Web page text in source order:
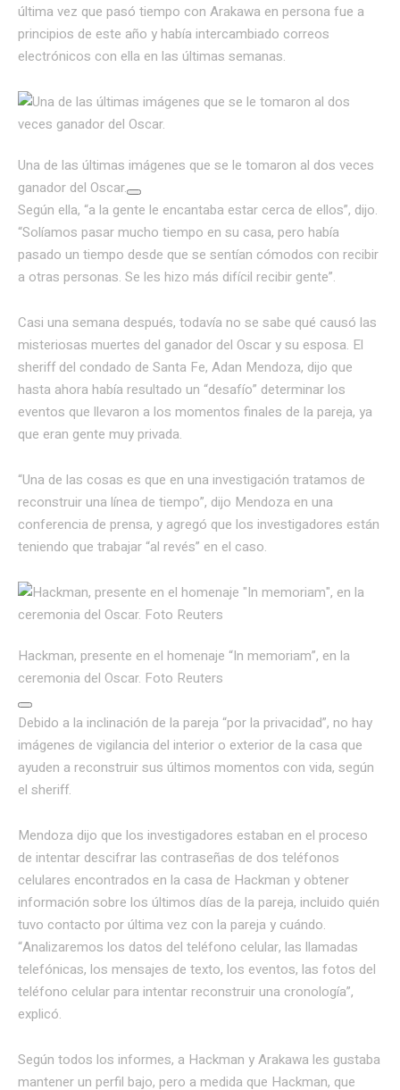
última vez que pasó tiempo con Arakawa en persona fue a
principios de este año y había intercambiado correos
electrónicos con ella en las últimas semanas.
Una de las últimas imágenes que se le tomaron al dos veces
ganador del Oscar.
Según ella, “a la gente le encantaba estar cerca de ellos”, dijo.
“Solíamos pasar mucho tiempo en su casa, pero había
pasado un tiempo desde que se sentían cómodos con recibir
a otras personas. Se les hizo más difícil recibir gente”.
Casi una semana después, todavía no se sabe qué causó las
misteriosas muertes del ganador del Oscar y su esposa. El
sheriff del condado de Santa Fe, Adan Mendoza, dijo que
hasta ahora había resultado un “desafío” determinar los
eventos que llevaron a los momentos finales de la pareja, ya
que eran gente muy privada.
“Una de las cosas es que en una investigación tratamos de
reconstruir una línea de tiempo”, dijo Mendoza en una
conferencia de prensa, y agregó que los investigadores están
teniendo que trabajar “al revés” en el caso.
Hackman, presente en el homenaje “In memoriam”, en la
ceremonia del Oscar. Foto Reuters
Debido a la inclinación de la pareja “por la privacidad”, no hay
imágenes de vigilancia del interior o exterior de la casa que
ayuden a reconstruir sus últimos momentos con vida, según
el sheriff.
Mendoza dijo que los investigadores estaban en el proceso
de intentar descifrar las contraseñas de dos teléfonos
celulares encontrados en la casa de Hackman y obtener
información sobre los últimos días de la pareja, incluido quién
tuvo contacto por última vez con la pareja y cuándo.
“Analizaremos los datos del teléfono celular, las llamadas
telefónicas, los mensajes de texto, los eventos, las fotos del
teléfono celular para intentar reconstruir una cronología”,
explicó.
Según todos los informes, a Hackman y Arakawa les gustaba
mantener un perfil bajo, pero a medida que Hackman, que